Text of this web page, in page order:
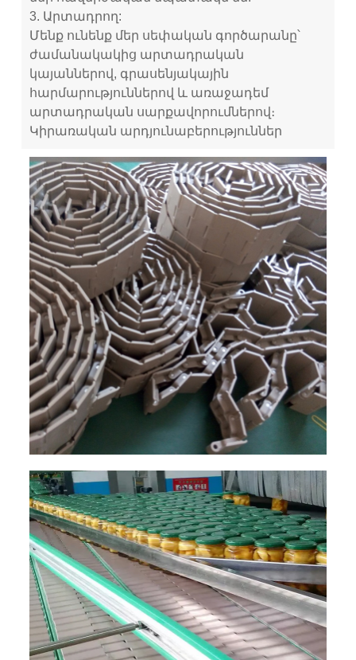
3. Արտադրող:
Մենք ունենք մեր սեփական գործարանը՝
ժամանակակից արտադրական
կայաններով, գրասենյակային
հարմարություններով և առաջադեմ
արտադրական սարքավորումներով։
Կիրառական արդյունաբերություններ